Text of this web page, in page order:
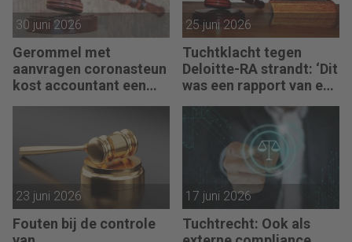
30 juni 2026
Gerommel met
aanvragen coronasteun
kost accountant een
maand doorhaling
25 juni 2026
Tuchtklacht tegen
Deloitte-RA strandt: ‘Dit
was een rapport van een
partijdeskundige’
23 juni 2026
Fouten bij de controle
17 juni 2026
Tuchtrecht: Ook als